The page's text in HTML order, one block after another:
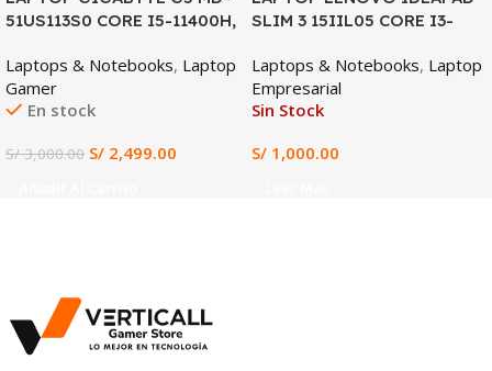
51US113S0 CORE I5-11400H,
DDR4, 512GB SSD, 15.6″ FHD
144HZ
Laptops & Notebooks, Laptop
Gamer
En stock
S/3,000.00 S/ 2,499.00
SLIM 3 15IIL05 CORE I3-
SSD, 15.6″ HD
Laptops & Notebooks, Laptop
Empresarial
Sin Stock
S/ 1,000.00